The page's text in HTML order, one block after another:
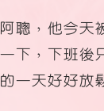
聰，他今天
下，下班後
一天好好放